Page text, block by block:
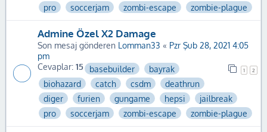
pro
soccerjam zombi-escape zombie-plague
Admine Özel X2 Damage
Son mesaj gönderen Lomman33 « Pzr Şub 28, 2021 4:05
pm
Cevaplar: 15 1 2
basebuilder
bayrak
biohazard
catch csdm
deathrun
diger
furien gungame hepsi
jailbreak
pro
soccerjam zombi-escape zombie-plague